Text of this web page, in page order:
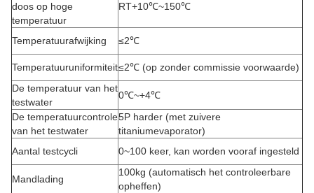
doos op hoge
temperatuur
RT+10℃~150℃
Temperatuurafwijking ≤2℃
Temperatuuruniformiteit≤2℃ (op zonder commissie voorwaarde)
De temperatuur van het
testwater
0℃~+4℃
De temperatuurcontrole
van het testwater
5P harder (met zuivere
titaniumevaporator)
Aantal testcycli
0~100 keer, kan worden vooraf ingesteld
Mandlading
100kg (automatisch het controleerbare
opheffen)